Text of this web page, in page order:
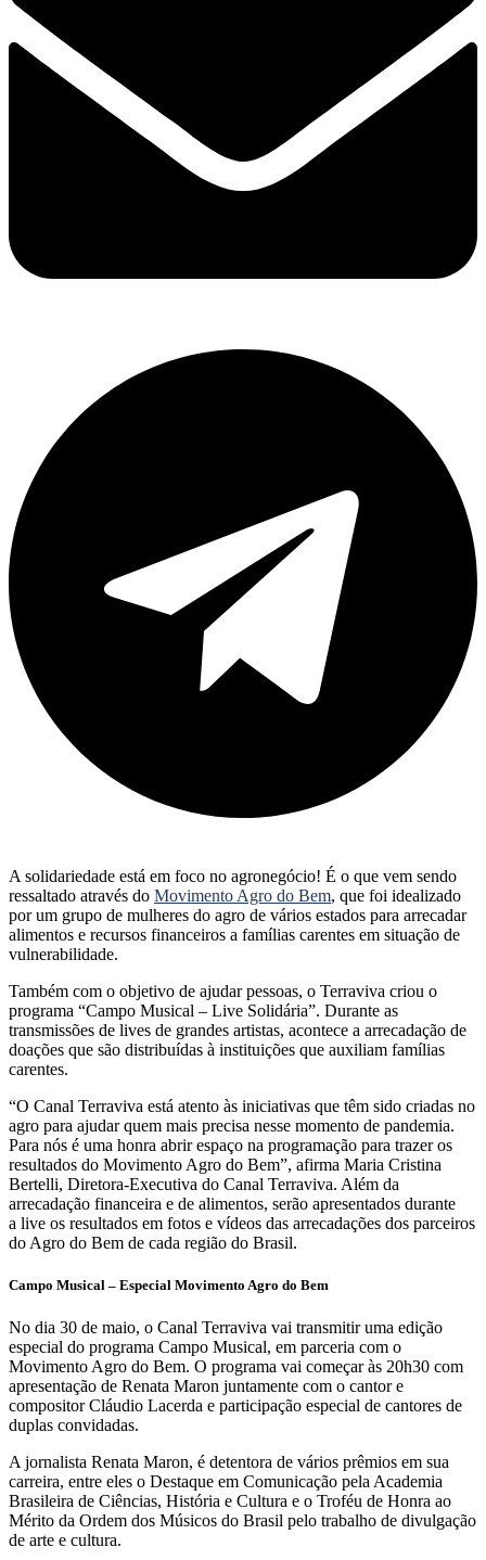
A solidariedade está em foco no agronegócio! É o que vem sendo
ressaltado através do Movimento Agro do Bem, que foi idealizado
por um grupo de mulheres do agro de vários estados para arrecadar
alimentos e recursos financeiros a famílias carentes em situação de
vulnerabilidade.
Também com o objetivo de ajudar pessoas, o Terraviva criou o
programa “Campo Musical – Live Solidária”. Durante as
transmissões de lives de grandes artistas, acontece a arrecadação de
doações que são distribuídas à instituições que auxiliam famílias
carentes.
“O Canal Terraviva está atento às iniciativas que têm sido criadas no
agro para ajudar quem mais precisa nesse momento de pandemia.
Para nós é uma honra abrir espaço na programação para trazer os
resultados do Movimento Agro do Bem”, afirma Maria Cristina
Bertelli, Diretora-Executiva do Canal Terraviva. Além da
arrecadação financeira e de alimentos, serão apresentados durante
a live os resultados em fotos e vídeos das arrecadações dos parceiros
do Agro do Bem de cada região do Brasil.
Campo Musical – Especial Movimento Agro do Bem
No dia 30 de maio, o Canal Terraviva vai transmitir uma edição
especial do programa Campo Musical, em parceria com o
Movimento Agro do Bem. O programa vai começar às 20h30 com
apresentação de Renata Maron juntamente com o cantor e
compositor Cláudio Lacerda e participação especial de cantores de
duplas convidadas.
A jornalista Renata Maron, é detentora de vários prêmios em sua
carreira, entre eles o Destaque em Comunicação pela Academia
Brasileira de Ciências, História e Cultura e o Troféu de Honra ao
Mérito da Ordem dos Músicos do Brasil pelo trabalho de divulgação
de arte e cultura.